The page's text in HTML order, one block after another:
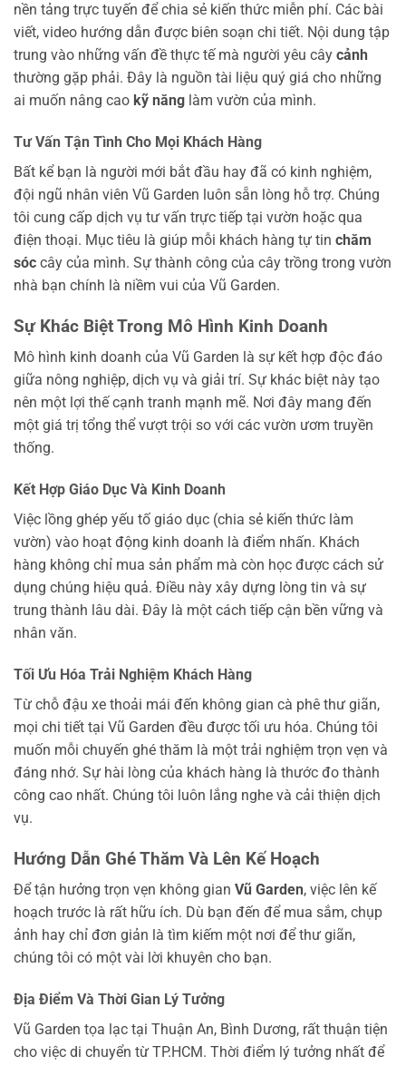
nền tảng trực tuyến để chia sẻ kiến thức miễn phí. Các bài
viết, video hướng dẫn được biên soạn chi tiết. Nội dung tập
trung vào những vấn đề thực tế mà người yêu cây cảnh
thường gặp phải. Đây là nguồn tài liệu quý giá cho những
ai muốn nâng cao kỹ năng làm vườn của mình.
Tư Vấn Tận Tình Cho Mọi Khách Hàng
Bất kể bạn là người mới bắt đầu hay đã có kinh nghiệm,
đội ngũ nhân viên Vũ Garden luôn sẵn lòng hỗ trợ. Chúng
tôi cung cấp dịch vụ tư vấn trực tiếp tại vườn hoặc qua
điện thoại. Mục tiêu là giúp mỗi khách hàng tự tin chăm
sóc cây của mình. Sự thành công của cây trồng trong vườn
nhà bạn chính là niềm vui của Vũ Garden.
Sự Khác Biệt Trong Mô Hình Kinh Doanh
Mô hình kinh doanh của Vũ Garden là sự kết hợp độc đáo
giữa nông nghiệp, dịch vụ và giải trí. Sự khác biệt này tạo
nên một lợi thế cạnh tranh mạnh mẽ. Nơi đây mang đến
một giá trị tổng thể vượt trội so với các vườn ươm truyền
thống.
Kết Hợp Giáo Dục Và Kinh Doanh
Việc lồng ghép yếu tố giáo dục (chia sẻ kiến thức làm
vườn) vào hoạt động kinh doanh là điểm nhấn. Khách
hàng không chỉ mua sản phẩm mà còn học được cách sử
dụng chúng hiệu quả. Điều này xây dựng lòng tin và sự
trung thành lâu dài. Đây là một cách tiếp cận bền vững và
nhân văn.
Tối Ưu Hóa Trải Nghiệm Khách Hàng
Từ chỗ đậu xe thoải mái đến không gian cà phê thư giãn,
mọi chi tiết tại Vũ Garden đều được tối ưu hóa. Chúng tôi
muốn mỗi chuyến ghé thăm là một trải nghiệm trọn vẹn và
đáng nhớ. Sự hài lòng của khách hàng là thước đo thành
công cao nhất. Chúng tôi luôn lắng nghe và cải thiện dịch
vụ.
Hướng Dẫn Ghé Thăm Và Lên Kế Hoạch
Để tận hưởng trọn vẹn không gian Vũ Garden, việc lên kế
hoạch trước là rất hữu ích. Dù bạn đến để mua sắm, chụp
ảnh hay chỉ đơn giản là tìm kiếm một nơi để thư giãn,
chúng tôi có một vài lời khuyên cho bạn.
Địa Điểm Và Thời Gian Lý Tưởng
Vũ Garden tọa lạc tại Thuận An, Bình Dương, rất thuận tiện
cho việc di chuyển từ TP.HCM. Thời điểm lý tưởng nhất để